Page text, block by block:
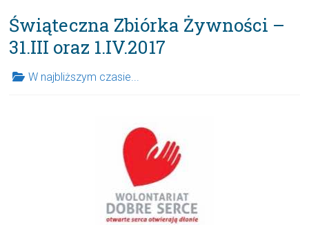
Świąteczna Zbiórka Żywności –
31.III oraz 1.IV.2017
W najbliższym czasie...